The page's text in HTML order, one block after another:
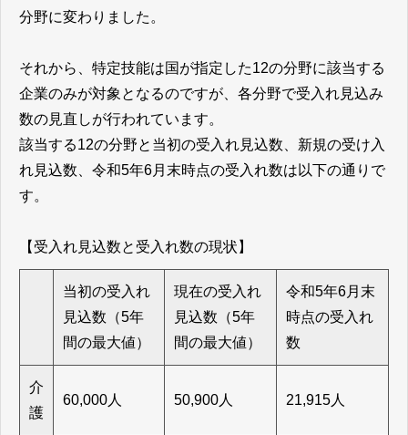
分野に変わりました。
それから、特定技能は国が指定した12の分野に該当する
企業のみが対象となるのですが、各分野で受入れ見込み
数の見直しが行われています。
該当する12の分野と当初の受入れ見込数、新規の受け入
れ見込数、令和5年6月末時点の受入れ数は以下の通りで
す。
【受入れ見込数と受入れ数の現状】
当初の受入れ
見込数（5年
間の最大値）
現在の受入れ
見込数（5年
間の最大値）
令和5年6月末
時点の受入れ
数
介
護
60,000人 50,900人 21,915人